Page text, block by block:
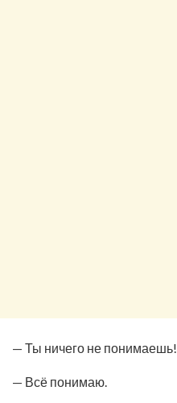
— Ты ничего не понимаешь!
— Всё понимаю.